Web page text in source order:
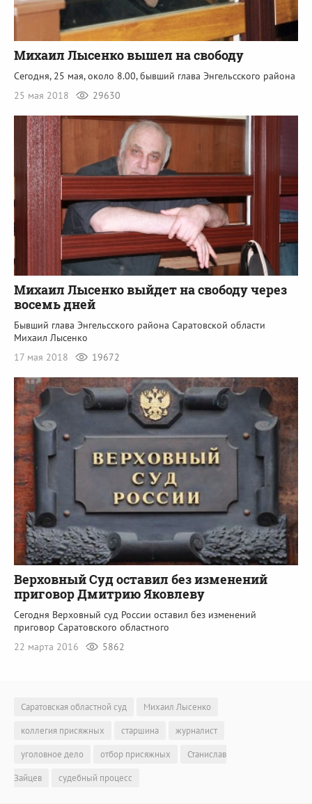
Михаил Лысенко вышел на свободу
Сегодня, 25 мая, около 8.00, бывший глава Энгельсского района
25 мая 2018
29630
Михаил Лысенко выйдет на свободу через
восемь дней
Бывший глава Энгельсского района Саратовской области
Михаил Лысенко
17 мая 2018
19672
Верховный Суд оставил без изменений
приговор Дмитрию Яковлеву
Сегодня Верховный суд России оставил без изменений
приговор Саратовского областного
22 марта 2016
5862
Саратовская областной суд
Михаил Лысенко
коллегия присяжных
старшина
журналист
уголовное дело
отбор присяжных
Станислав
Зайцев
судебный процесс